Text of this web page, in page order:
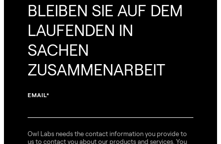
BLEIBEN SIE AUF DEM
LAUFENDEN IN
SACHEN
ZUSAMMENARBEIT
EMAIL*
Owl Labs needs the contact information you provide to
us to contact you about our products and services. You